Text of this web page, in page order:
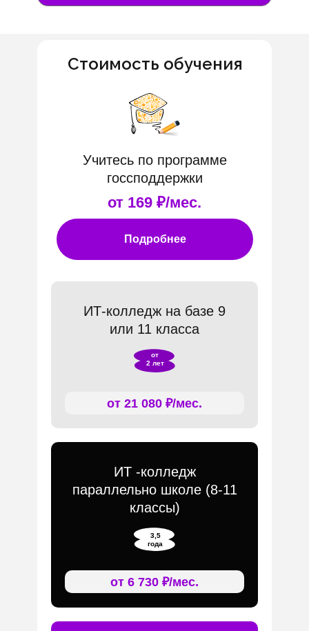
ИТ-колледж на базе 9
или 11 класса
Стоимость обучения
от
2 лет
ИТ -колледж
параллельно школе (8-11
классы)
от 6 730 ₽/мес.
3,5
года
от 21 080 ₽/мес.
Подробнее
Учитесь по программе
госсподдержки
от 169 ₽/мес.